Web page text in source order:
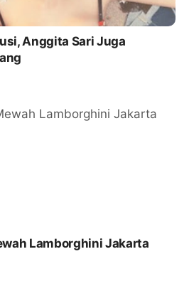
Anggita Sari Juga
Lamborghini Jakarta